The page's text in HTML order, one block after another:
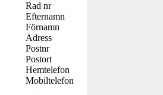
Rad nr
Efternamn
Förnamn
Adress
Postnr
Postort
Hemtelefon
Mobiltelefon